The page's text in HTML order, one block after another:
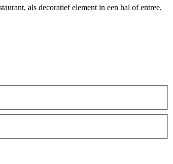
als decoratief element in een hal of entree,